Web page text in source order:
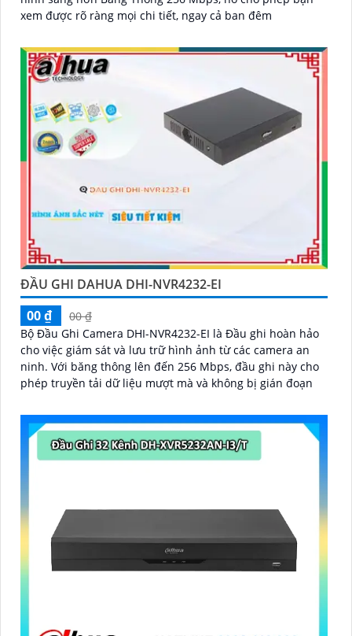
xem được rõ ràng mọi chi tiết, ngay cả ban đêm
ĐẦU GHI DAHUA DHI-NVR4232-EI
00 ₫
00 ₫
Bộ Đầu Ghi Camera DHI-NVR4232-EI là Đầu ghi hoàn hảo
cho việc giám sát và lưu trữ hình ảnh từ các camera an
ninh. Với băng thông lên đến 256 Mbps, đầu ghi này cho
phép truyền tải dữ liệu mượt mà và không bị gián đoạn